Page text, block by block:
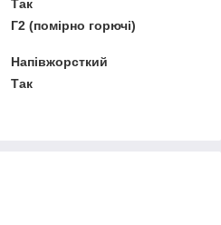
Так
Г2 (помірно горючі)
Напівжорсткий
Так